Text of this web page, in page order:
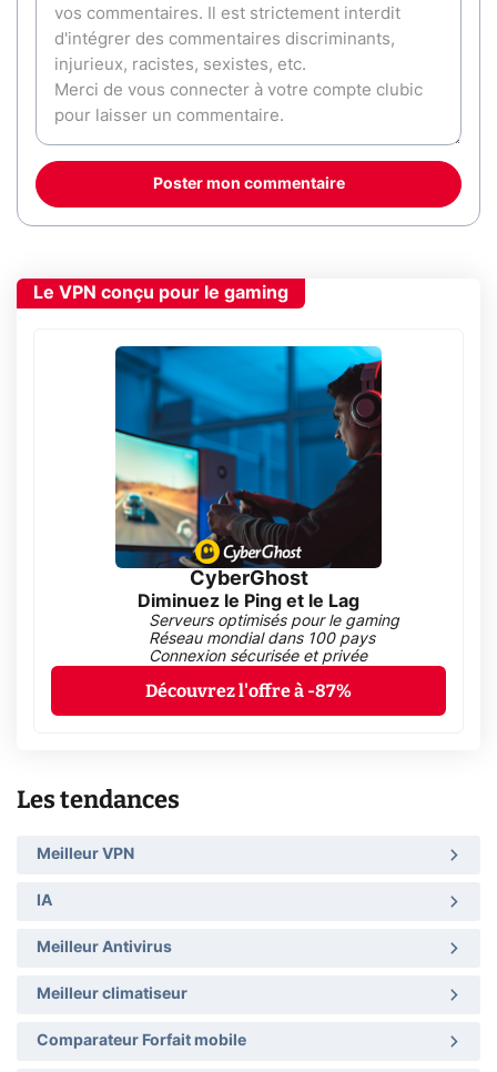
Poster mon commentaire
Le VPN conçu pour le gaming
CyberGhost
Diminuez le Ping et le Lag
Serveurs optimisés pour le gaming
Réseau mondial dans 100 pays
Connexion sécurisée et privée
Découvrez l'offre à -87%
Les tendances
Meilleur VPN
IA
Meilleur Antivirus
Meilleur climatiseur
Comparateur Forfait mobile